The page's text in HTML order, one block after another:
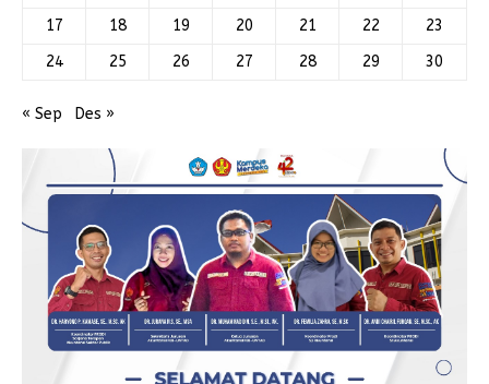
17
18 19 20 21 22
23
24
25 26 27 28 29 30
« Sep Des »